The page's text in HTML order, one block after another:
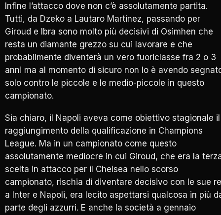
Infine l’attacco dove non c’è assolutamente partita.
Tutti, da Dzeko a Lautaro Martinez, passando per
Giroud e Ibra sono molto più decisivi di Osimhen che
resta un diamante grezzo su cui lavorare e che
probabilmente diventerà un vero fuoriclasse fra 2 o 3
anni ma al momento di sicuro non lo è avendo
solo contro le piccole e le medio-piccole in questo
campionato.
Sia chiaro, il Napoli aveva come obiettivo stagionale il
raggiungimento della qualificazione in Champions
League. Ma in un campionato come questo
assolutamente mediocre in cui Giroud, che era la
scelta in attacco per il Chelsea nello scorso
campionato, rischia di diventare decisivo con le sue
a Inter e Napoli, era lecito aspettarsi qualcosa in più
parte degli azzurri. E anche la società a gennaio